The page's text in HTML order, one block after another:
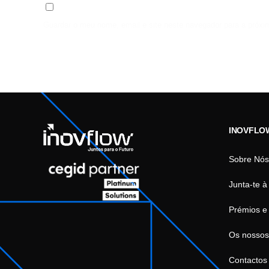
Sobre Nós
Junta-te
Prémios
Os
Contactos